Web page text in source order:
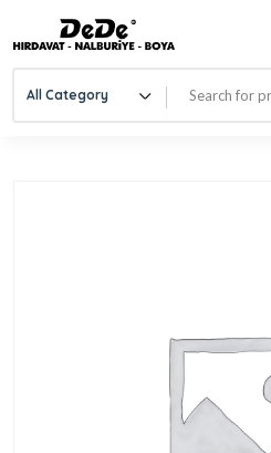
All Category